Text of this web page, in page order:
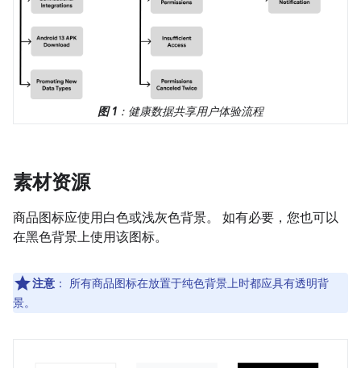
图 1 ：健康数据共享用户体验流程
素材资源
商品图标应使用白色或浅灰色背景。 如有必要，您也可以
在黑色背景上使用该图标。
注意 ：
所有商品图标在放置于纯色背景上时都应具有透明背
景。